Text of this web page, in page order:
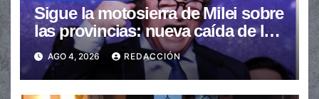
Sigue la motosierra de Milei sobre
las provincias: nueva caída de las
transferencias no automáticas
AGO 4, 2026 REDACCIÓN